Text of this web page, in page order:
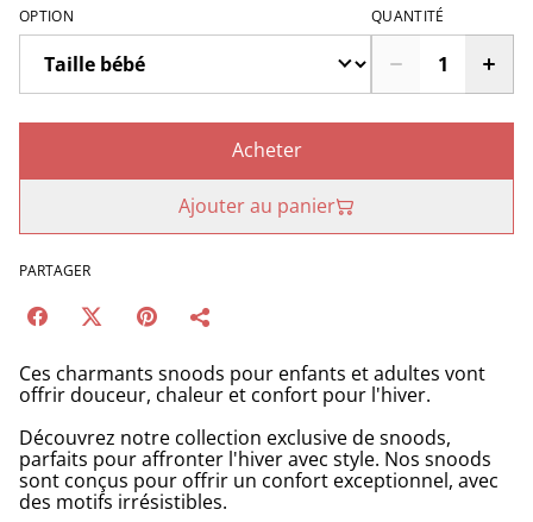
OPTION QUANTITÉ
Acheter
Ajouter au panier
PARTAGER
Ces charmants snoods pour enfants et adultes vont
offrir douceur, chaleur et confort pour l'hiver.
Découvrez notre collection exclusive de snoods,
parfaits pour affronter l'hiver avec style. Nos snoods
sont conçus pour offrir un confort exceptionnel, avec
des motifs irrésistibles.